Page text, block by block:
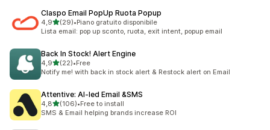
Claspo Email PopUp Ruota Popup
4,9stelle su 5
(29)
29 recensioni totali
•Piano gratuito disponibile
Lista email: pop up sconto, ruota, exit intent, popup email
Back In Stock! Alert Engine
4,9stelle su 5
(22)
22 recensioni totali
•Free
Notify me! with back in stock alert & Restock alert on Email
Attentive: AI‑led Email &SMS
4,8stelle su 5
(106)
106 recensioni totali
•Free to install
SMS & Email helping brands increase ROI